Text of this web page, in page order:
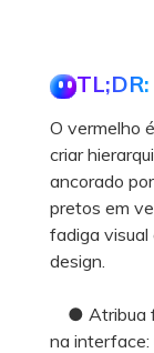
TL;DR:
O vermelho
criar
ancorado
pretos em
fadiga visual
design.
● Atribua
na interface: